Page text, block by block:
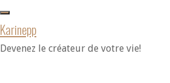
Karinepp
Devenez le créateur de votre vie!